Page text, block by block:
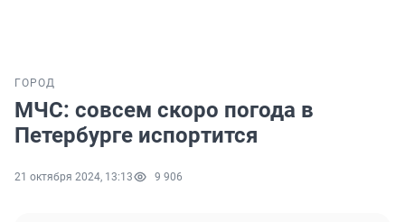
ГОРОД
МЧС: совсем скоро погода в
Петербурге испортится
21 октября 2024, 13:13 9 906